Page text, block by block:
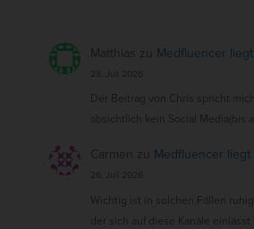
Matthias zu Medfluencer
Der Beitrag von Chris spricht
absichtlich kein Social Media(bis
Carmen zu Medfluencer
26. Juli 2026
Wichtig ist in solchen Fällen
der sich auf diese Kanäle